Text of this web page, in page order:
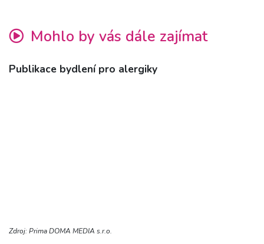
Mohlo by vás dále zajímat
Publikace bydlení pro alergiky
Zdroj: Prima DOMA MEDIA s.r.o.